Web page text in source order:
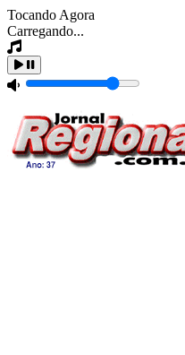
Tocando Agora
Carregando...